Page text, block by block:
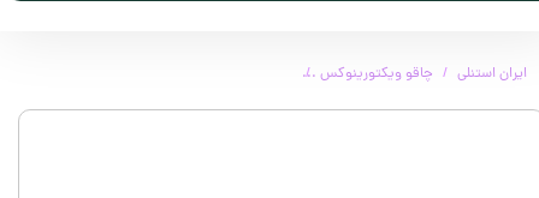
ایران استنلی چاقو ویکتورینوکس